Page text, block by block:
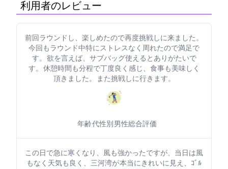
利用者のレビュー
前回ラウンドし、楽しめたので再度挑戦しに来ました。
今回もラウンド中特にストレスなく周れたので満足で
す。 欲を言えば、サブバッグ使えるとありがたいで
す。 休憩時間も45分程で丁度良く感じ、食事も美味しく
頂きました。 また挑戦しに行きます。
年齢: 30代性別: 男性総合評価: 5
この2.3日で急に寒くなり、風も強かったですが、当日は風
もなく天気も良く、三河湾が 本当にきれいに見え、ｺﾞﾙ